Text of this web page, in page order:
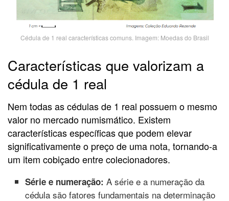
Cédula de 1 real características comuns. Imagem: Moedas do Brasil
Características que valorizam a
cédula de 1 real
Nem todas as cédulas de 1 real possuem o mesmo
valor no mercado numismático. Existem
características específicas que podem elevar
significativamente o preço de uma nota, tornando-a
um item cobiçado entre colecionadores.
Série e numeração: A série e a numeração da
cédula são fatores fundamentais na determinação